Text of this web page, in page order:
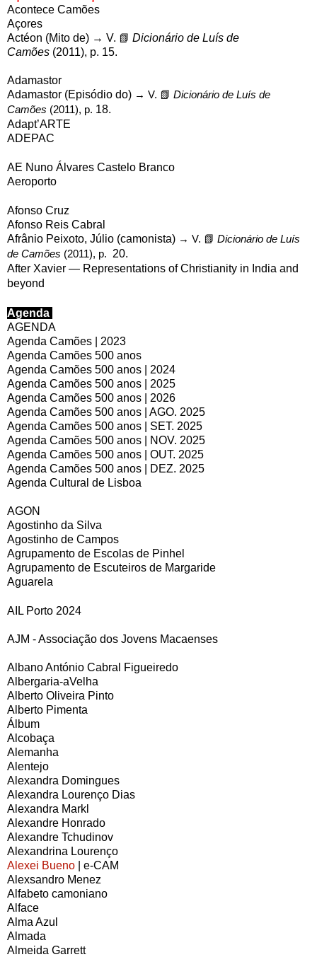
Acontece Camões
Açores
Actéon (Mito de) → V. 📗 Dicionário de Luís de
Camões (2011), p. 15.
Adamastor
Adamastor (Episódio do) → V. 📗 Dicionário de Luís de
Camões (2011), p. 18.
Adapt’ARTE
ADEPAC
AE Nuno Álvares Castelo Branco
Aeroporto
Afonso Cruz
Afonso Reis Cabral
Afrânio Peixoto, Júlio (camonista) → V. 📗 Dicionário de Luís
de Camões (2011), p. 20.
After Xavier — Representations of Christianity in India and
beyond
Agenda
AGENDA
Agenda Camões | 2023
Agenda Camões 500 anos
Agenda Camões 500 anos | 2024
Agenda Camões 500 anos | 2025
Agenda Camões 500 anos | 2026
Agenda Camões 500 anos | AGO. 2025
Agenda Camões 500 anos | SET. 2025
Agenda Camões 500 anos | NOV. 2025
Agenda Camões 500 anos | OUT. 2025
Agenda Camões 500 anos | DEZ. 2025
Agenda Cultural de Lisboa
AGON
Agostinho da Silva
Agostinho de Campos
Agrupamento de Escolas de Pinhel
Agrupamento de Escuteiros de Margaride
Aguarela
AIL Porto 2024
AJM - Associação dos Jovens Macaenses
Albano António Cabral Figueiredo
Albergaria-aVelha
Alberto Oliveira Pinto
Alberto Pimenta
Álbum
Alcobaça
Alemanha
Alentejo
Alexandra Domingues
Alexandra Lourenço Dias
Alexandra Markl
Alexandre Honrado
Alexandre Tchudinov
Alexandrina Lourenço
Alexei Bueno | e-CAM
Alexsandro Menez
Alfabeto camoniano
Alface
Alma Azul
Almada
Almeida Garrett